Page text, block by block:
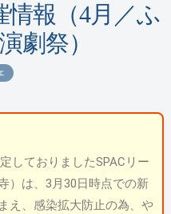
情報（4月／ふ
劇祭）
しておりましたSPACリー
）は、3月30日時点での新
え、感染拡大防止の為、や